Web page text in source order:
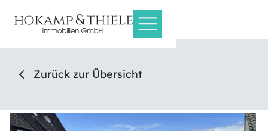
Zurück zur Übersicht